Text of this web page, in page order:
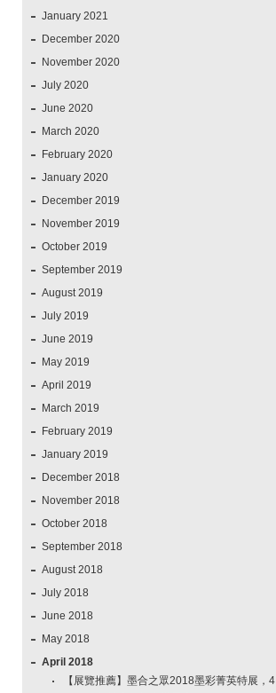
January 2021
December 2020
November 2020
July 2020
June 2020
March 2020
February 2020
January 2020
December 2019
November 2019
October 2019
September 2019
August 2019
July 2019
June 2019
May 2019
April 2019
March 2019
February 2019
January 2019
December 2018
November 2018
October 2018
September 2018
August 2018
July 2018
June 2018
May 2018
April 2018
【展覽推薦】墨合之眾2018墨彩菁英特展，4